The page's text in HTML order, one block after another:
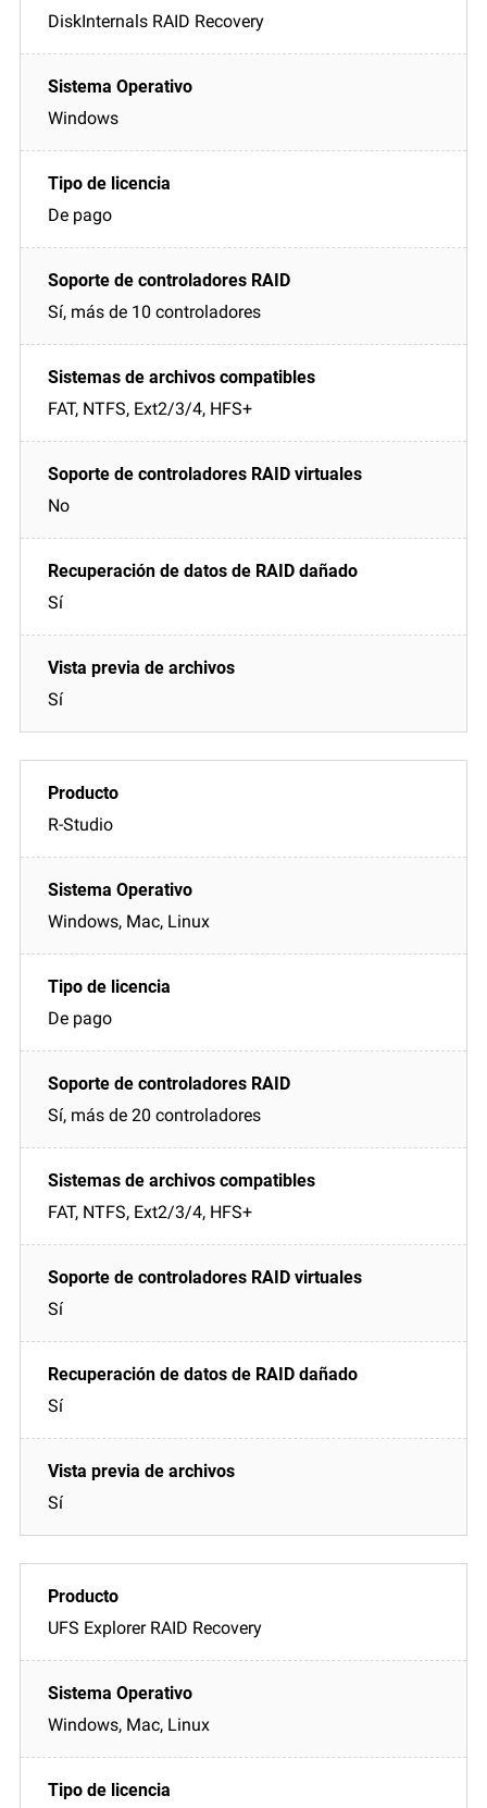
DiskInternals RAID Recovery
Windows
De pago
Sí, más de 10 controladores
FAT, NTFS, Ext2/3/4, HFS+
No
Sí
Sí
R-Studio
Windows, Mac, Linux
De pago
Sí, más de 20 controladores
FAT, NTFS, Ext2/3/4, HFS+
Sí
Sí
Sí
UFS Explorer RAID Recovery
Windows, Mac, Linux